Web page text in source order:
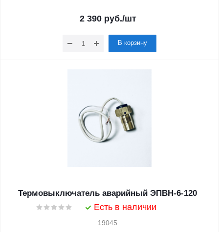
2 390руб./шт
В корзину
Термовыключатель аварийный ЭПВН-6-120
Есть в наличии
19045